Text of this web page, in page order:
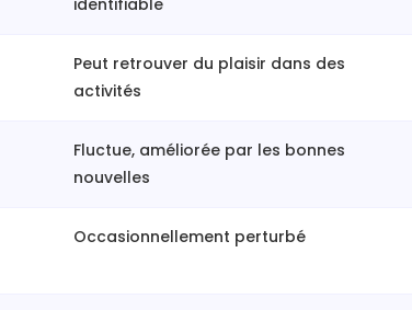
Peut retrouver du plaisir dans des
activités
Fluctue, améliorée par les bonnes
nouvelles
Occasionnellement perturbé